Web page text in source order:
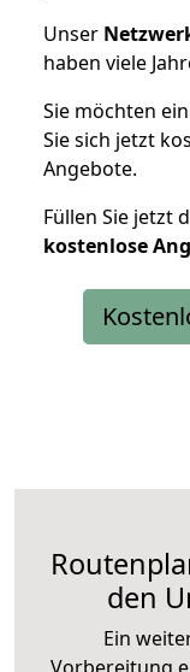
Unser
haben viele
Sie möchten
Sie sich jetzt
Angebote.
Füllen Sie jetzt
kostenlose
den
Ein